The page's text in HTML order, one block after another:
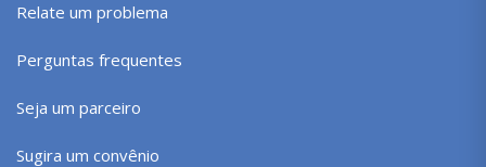
Relate um problema
Perguntas frequentes
Seja um parceiro
Sugira um convênio